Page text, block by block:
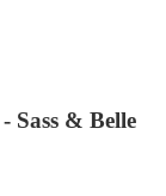
Sass & Belle